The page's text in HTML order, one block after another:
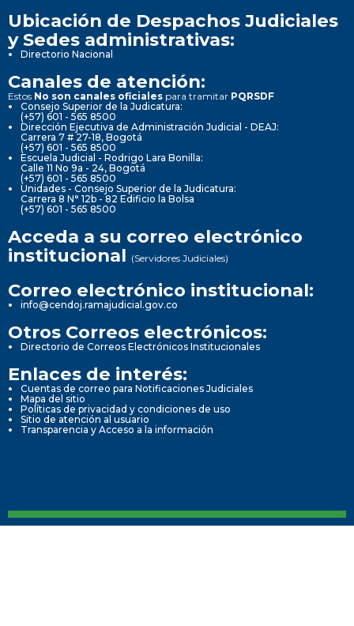
Ubicación de Despachos Judiciales
y Sedes administrativas:
Directorio Nacional
Canales de atención:
Estos No son canales oficiales para tramitar PQRSDF
Consejo Superior de la Judicatura:
(+57) 601 - 565 8500
Dirección Ejecutiva de Administración Judicial - DEAJ:
Carrera 7 # 27-18, Bogotá
(+57) 601 - 565 8500
Escuela Judicial - Rodrigo Lara Bonilla:
Calle 11 No 9a - 24, Bogotá
(+57) 601 - 565 8500
Unidades - Consejo Superior de la Judicatura:
Carrera 8 N° 12b - 82 Edificio la Bolsa
(+57) 601 - 565 8500
Acceda a su correo electrónico
institucional (Servidores Judiciales)
Correo electrónico institucional:
info@cendoj.ramajudicial.gov.co
Otros Correos electrónicos:
Directorio de Correos Electrónicos Institucionales
Enlaces de interés:
Cuentas de correo para Notificaciones Judiciales
Mapa del sitio
Políticas de privacidad y condiciones de uso
Sitio de atención al usuario
Transparencia y Acceso a la información